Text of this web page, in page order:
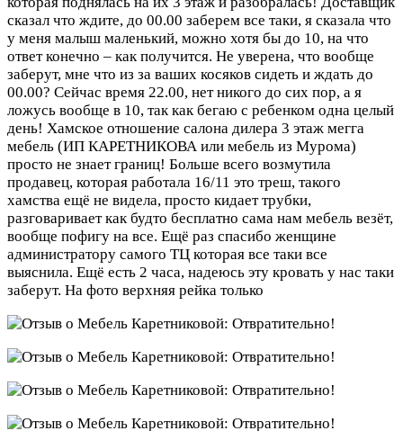
сказал что ждите, до 00.00 заберем все таки, я сказала что
у меня малыш маленький, можно хотя бы до 10, на что
ответ конечно – как получится. Не уверена, что вообще
заберут, мне что из за ваших косяков сидеть и ждать до
00.00? Сейчас время 22.00, нет никого до сих пор, а я
ложусь вообще в 10, так как бегаю с ребенком одна целый
день! Хамское отношение салона дилера 3 этаж мегга
мебель (ИП КАРЕТНИКОВА или мебель из Мурома)
просто не знает границ! Больше всего возмутила
продавец, которая работала 16/11 это треш, такого
хамства ещё не видела, просто кидает трубки,
разговаривает как будто бесплатно сама нам мебель везёт,
вообще пофигу на все. Ещё раз спасибо женщине
администратору самого ТЦ которая все таки все
выяснила. Ещё есть 2 часа, надеюсь эту кровать у нас таки
заберут. На фото верхняя рейка только